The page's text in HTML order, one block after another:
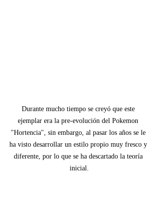
Durante mucho tiempo se creyó que este
ejemplar era la pre-evolución del Pokemon
"Hortencia", sin embargo, al pasar los años se le
ha visto desarrollar un estilo propio muy fresco y
diferente, por lo que se ha descartado la teoría
inicial.